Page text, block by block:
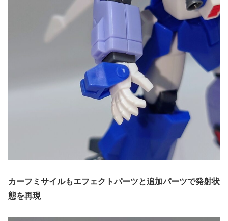
カーフミサイルもエフェクトパーツと追加パーツで発射状
態を再現